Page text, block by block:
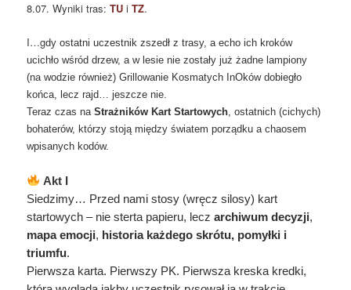
8.07. Wyniki tras:TU iTZ.
I…gdy ostatni uczestnik zszedł z trasy, a echo ich kroków
ucichło wśród drzew, a w lesie nie zostały już żadne lampiony
(na wodzie również) Grillowanie Kosmatych InOków dobiegło
końca, lecz rajd… jeszcze nie.
Teraz czas naStrażników Kart Startowych , ostatnich (cichych)
bohaterów, którzy stoją między światem porządku a chaosem
wpisanych kodów.
Akt I
Siedzimy… Przed nami stosy (wręcz silosy) kart
startowych – nie sterta papieru, leczarchiwum decyzji,
mapa emocji, historia każdego skrótu, pomyłki i
triumfu.
Pierwsza karta. Pierwszy PK. Pierwsza kreska kredki,